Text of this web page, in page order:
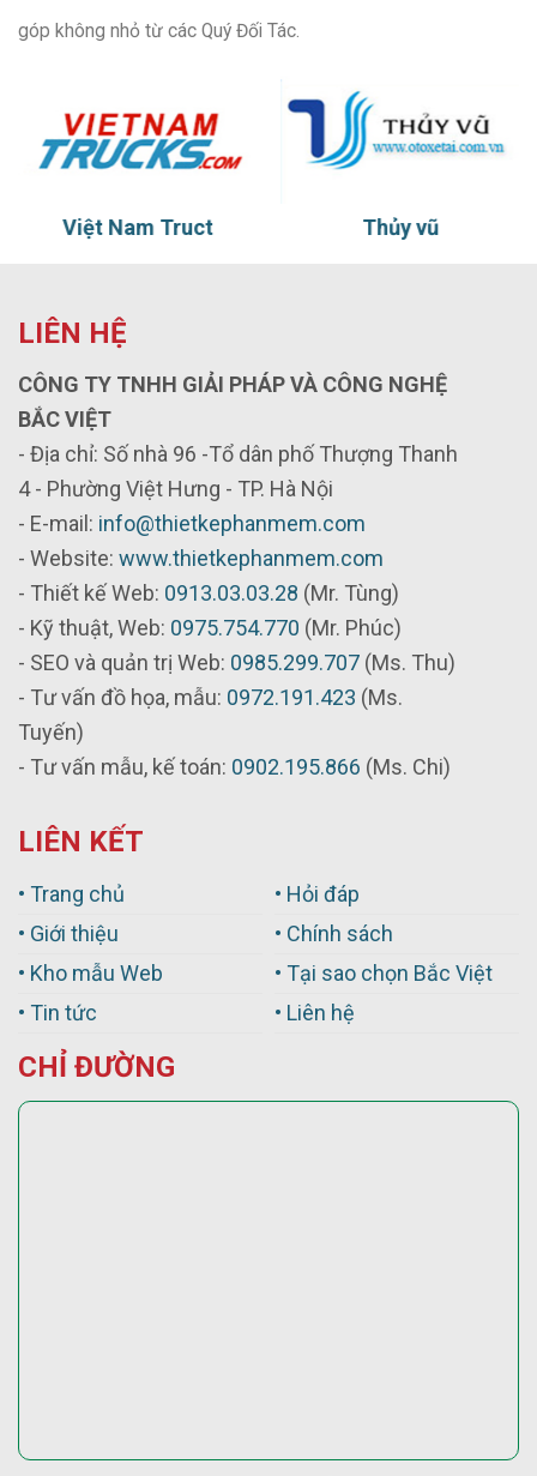
góp không nhỏ từ các Quý Đối Tác.
Việt Nam Truct Thủy vũ
LIÊN HỆ
CÔNG TY TNHH GIẢI PHÁP VÀ CÔNG NGHỆ
BẮC VIỆT
- Địa chỉ: Số nhà 96 -Tổ dân phố Thượng Thanh
4 - Phường Việt Hưng - TP. Hà Nội
- E-mail: info@thietkephanmem.com
- Website: www.thietkephanmem.com
- Thiết kế Web: 0913.03.03.28 (Mr. Tùng)
- Kỹ thuật, Web: 0975.754.770 (Mr. Phúc)
- SEO và quản trị Web: 0985.299.707 (Ms. Thu)
- Tư vấn đồ họa, mẫu: 0972.191.423 (Ms.
Tuyến)
- Tư vấn mẫu, kế toán: 0902.195.866 (Ms. Chi)
LIÊN KẾT
• Trang chủ
• Giới thiệu
• Kho mẫu Web
• Tin tức
• Hỏi đáp
• Chính sách
• Tại sao chọn Bắc Việt
• Liên hệ
CHỈ ĐƯỜNG